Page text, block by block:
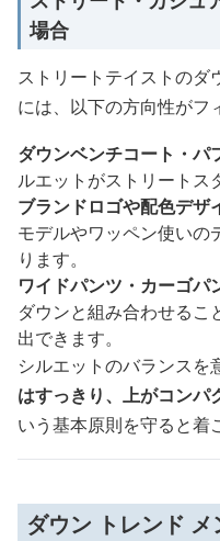
場合
ストリートテイストのダ
には、以下の方向性がフ
ダウンベンチコート・パ
ルエットがストリートス
ブランドロゴや配色デザ
モデルやワッペン使いの
ります。
ワイドパンツ・カーゴパ
ダウンと組み合わせるこ
出できます。
シルエットのバランスを
はすっきり、上がコンパ
いう基本原則を守ると着
ダウン トレンド